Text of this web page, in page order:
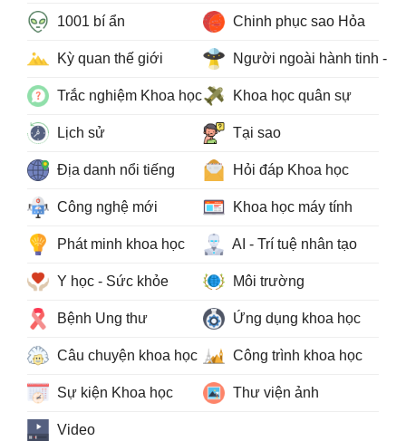
1001 bí ẩn Chinh phục sao Hỏa
Kỳ quan thế giới Người ngoài hành tinh -
Trắc nghiệm Khoa học Khoa học quân sự
Lịch sử Tại sao
Địa danh nổi tiếng Hỏi đáp Khoa học
Công nghệ mới Khoa học máy tính
Phát minh khoa học AI - Trí tuệ nhân tạo
Y học - Sức khỏe Môi trường
Bệnh Ung thư Ứng dụng khoa học
Câu chuyện khoa học Công trình khoa học
Sự kiện Khoa học Thư viện ảnh
Video